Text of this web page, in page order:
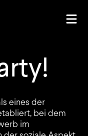
eines der
bei dem
im